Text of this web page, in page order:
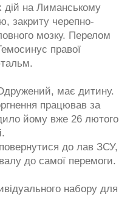
дій на Лиманському
закриту черепно-
мозку. Перелом
правої
має дитину.
працював за
йому вже 26 лютого
до лав ЗСУ,
до самої перемоги.
набору для